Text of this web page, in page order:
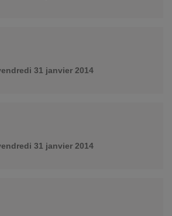
31 janvier 2014
31 janvier 2014